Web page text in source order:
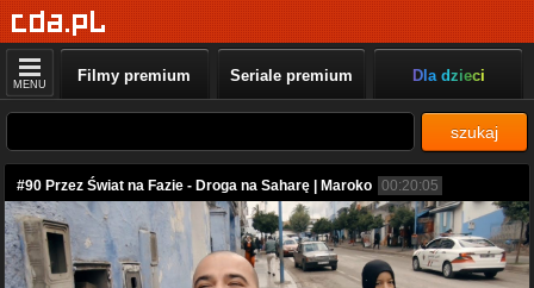
MENU Filmy premium Seriale premium Dla dzieci
szukaj
#90 Przez Świat na Fazie - Droga na Saharę | Maroko 00:20:05